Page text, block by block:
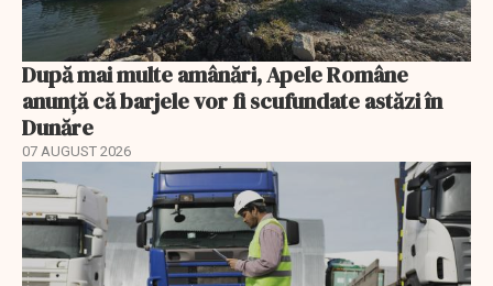
După mai multe amânări, Apele Române
anunță că barjele vor fi scufundate astăzi în
Dunăre
07 AUGUST 2026